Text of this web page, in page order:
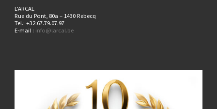
L'ARCAL
Rue du Pont, 80a – 1430 Rebecq
Tel.: +32.67.79.07.97
E-mail : info@larcal.be